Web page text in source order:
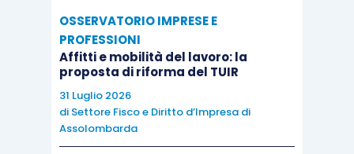
OSSERVATORIO IMPRESE E
PROFESSIONI
Affitti e mobilità del lavoro: la
proposta di riforma del TUIR
31 Luglio 2026
di Settore Fisco e Diritto d’Impresa di
Assolombarda